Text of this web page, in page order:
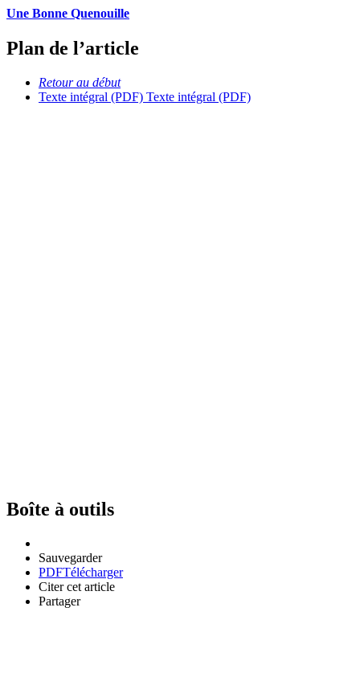
Une Bonne Quenouille
Plan de l’article
Retour au début
Texte intégral (PDF) Texte intégral (PDF)
Boîte à outils
Sauvegarder
PDFTélécharger
Citer cet article
Partager